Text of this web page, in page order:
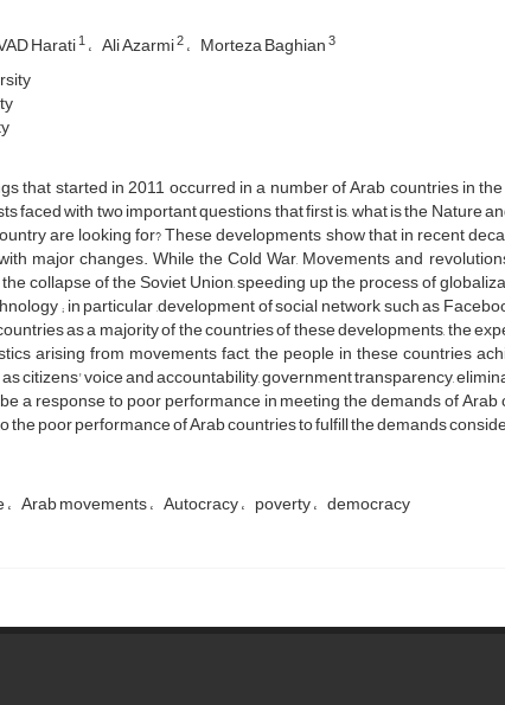
Harati1 Ali Azarmi2 Morteza Baghian3
that started in 2011 occurred in a number of Arab countries in
faced with two important questions that first is, what is the Nature
are looking for? These developments show that in recent
major changes. While the Cold War, Movements and
collapse of the Soviet Union, speeding up the process of
; in particular ,development of social network such as
as a majority of the countries of these developments, the
arising from movements fact, the people in these countries
citizens' voice and accountability, government transparency,
a response to poor performance in meeting the demands of
the poor performance of Arab countries to fulfill the demands
Arab movements Autocracy poverty democracy